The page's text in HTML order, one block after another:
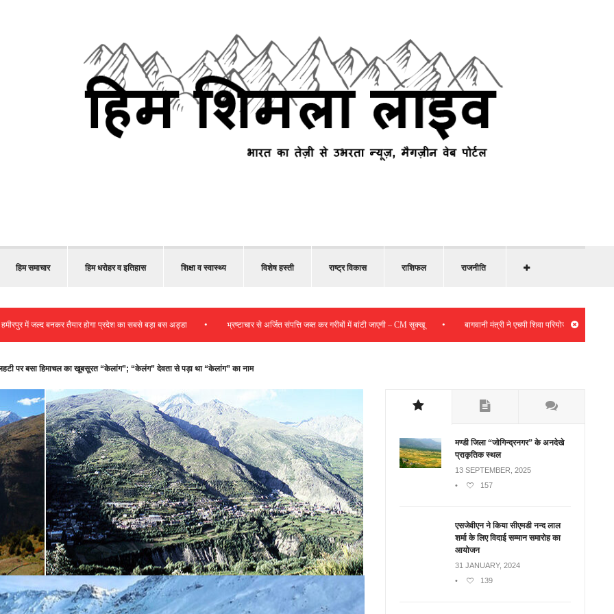
हिम समाचार हिम धरोहर व इतिहास शिक्षा व स्वास्थ्य विशेष हस्ती राष्ट्र विकास राशिफल राजनीति
बनकर तैयार होगा प्रदेश का सबसे बड़ा बस अड्डा • भ्रष्टाचार से अर्जित संपत्ति जब्त कर गरीबों में बांटी जाएगी – CM सुक्खू • बागवानी मंत्री ने एचपी शिवा परियोजना की समीक्षा की;
पर बसा हिमाचल का खूबसूरत “केलांग”; “केलंग” देवता से पड़ा था “केलांग” का नाम
मण्डी जिला “जोगिन्द्रनगर” के अनदेखे
प्राकृतिक स्थल
13 SEPTEMBER, 2025
•
157
एसजेवीएन ने किया सीएमडी नन्‍द लाल
शर्मा के लिए विदाई सम्मान समारोह का
आयोजन
31 JANUARY, 2024
•
139